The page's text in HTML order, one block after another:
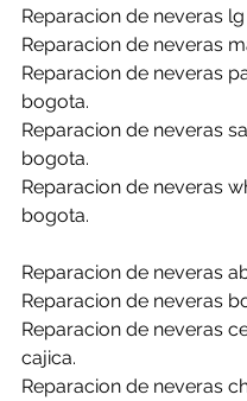
Reparacion de neveras
Reparacion de neveras
Reparacion de neveras
bogota.
Reparacion de neveras
bogota.
Reparacion de neveras
bogota.
Reparacion de neveras
Reparacion de neveras
Reparacion de neveras
cajica.
Reparacion de neveras